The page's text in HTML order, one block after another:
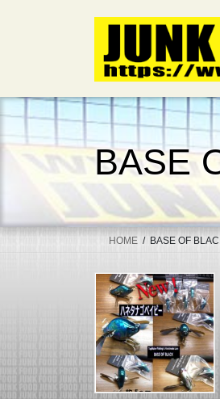
キ
に
BASE
HOME BASE OF